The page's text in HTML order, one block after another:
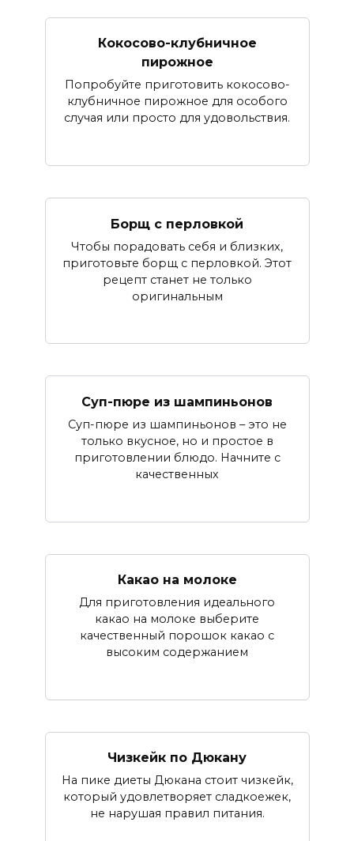
Кокосово-клубничное
пирожное
Попробуйте приготовить кокосово-
клубничное пирожное для особого
случая или просто для удовольствия.
Борщ с перловкой
Чтобы порадовать себя и близких,
приготовьте борщ с перловкой. Этот
рецепт станет не только
оригинальным
Суп-пюре из шампиньонов
Суп-пюре из шампиньонов – это не
только вкусное, но и простое в
приготовлении блюдо. Начните с
качественных
Какао на молоке
Для приготовления идеального
какао на молоке выберите
качественный порошок какао с
высоким содержанием
Чизкейк по Дюкану
На пике диеты Дюкана стоит чизкейк,
который удовлетворяет сладкоежек,
не нарушая правил питания.